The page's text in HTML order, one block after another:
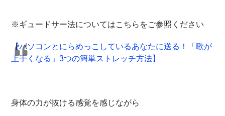
※ギュードサー法についてはこちらをご参照ください
【パソコンとにらめっこしているあなたに送る！「歌が
上手くなる」3つの簡単ストレッチ方法】
身体の力が抜ける感覚を感じながら